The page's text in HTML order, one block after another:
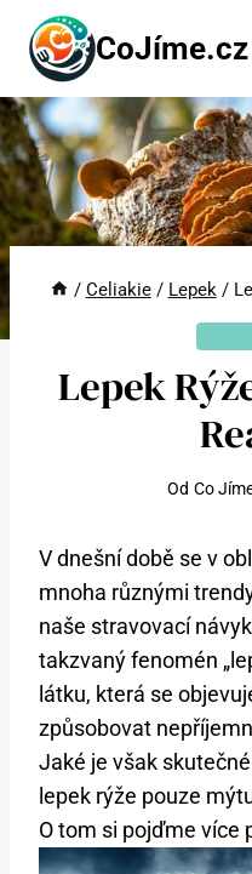
Přeskočit
obsah
CoJíme.cz
/ Celiakie / Lepek /
Lepek
Od Co
V dnešní době se v
mnoha různými
naše stravovací
takzvaný fenomén
látku, která se
způsobovat
Jaké je však
lepek rýže pouze
O tom si pojďme více